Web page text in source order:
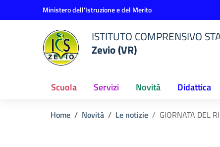
Vai ai contenuti
Vai al menu di navigazioneMinistero dell'Istruzione e del Merito
ISTITUTO COMPRENSIVO
Zevio (VR)
Scuola Servizi Novità Didattica
Home Novità Le notizie GIORNATA DEL